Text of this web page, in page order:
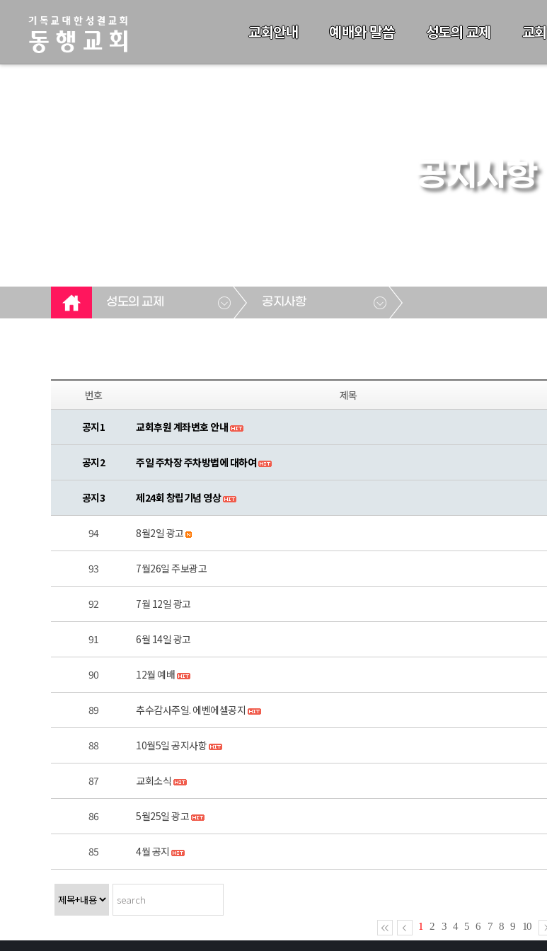
교회안내 예배와 말씀 성도의 교제 교
공지사항
성도의 교제 공지사항
번호 제목
공지1 교회후원 계좌번호 안내
공지2 주일 주차장 주차방법에 대하여
공지3 제24회 창립기념 영상
94 8월2일 광고
93 7월26일 주보광고
92 7월 12일 광고
91 6월 14일 광고
90 12월 예배
89 추수감사주일. 에벤에셀공지
88 10월5일 공지사항
87 교회소식
86 5월25일 광고
85 4월 공지
1 2 3 4 5 6 7 8 9 10